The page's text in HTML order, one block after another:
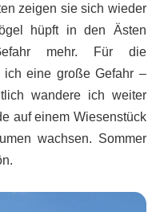
zeigen sie sich wieder
hüpft in den Ästen
mehr. Für die
ich eine große Gefahr –
wandere ich weiter
auf einem Wiesenstück
wachsen. Sommer